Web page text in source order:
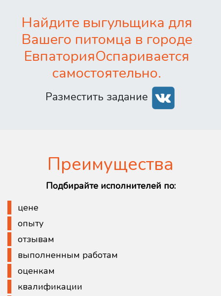
Найдите выгульщика для
Вашего питомца в городе
ЕвпаторияОспаривается
самостоятельно.
Разместить задание
Преимущества
Подбирайте исполнителей по:
цене
опыту
отзывам
выполненным работам
оценкам
квалификации